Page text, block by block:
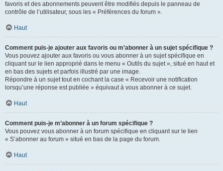
favoris et des abonnements peuvent être modifiés depuis le panneau de
contrôle de l’utilisateur, sous les « Préférences du forum ».
Haut
Comment puis-je ajouter aux favoris ou m’abonner à un sujet spécifique ?
Vous pouvez ajouter aux favoris ou vous abonner à un sujet spécifique en
cliquant sur le lien approprié dans le menu « Outils du sujet », situé en haut et
en bas des sujets et parfois illustré par une image.
Répondre à un sujet tout en cochant la case « Recevoir une notification
lorsqu’une réponse est publiée » équivaut à vous abonner à ce sujet.
Haut
Comment puis-je m’abonner à un forum spécifique ?
Vous pouvez vous abonner à un forum spécifique en cliquant sur le lien
« S’abonner au forum » situé en bas de la page du forum.
Haut